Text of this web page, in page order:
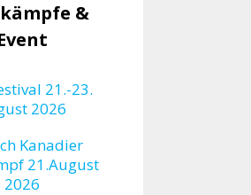
&
21.-23.
2026
Kanadier
21.August
2026